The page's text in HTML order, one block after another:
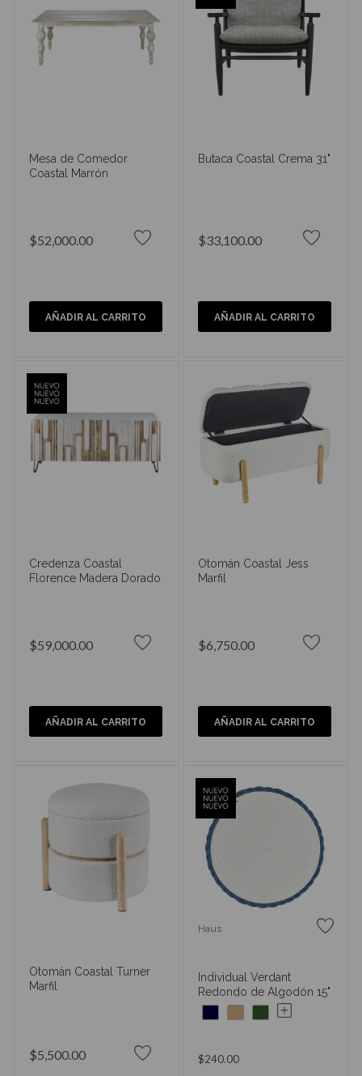
Mesa de Comedor
Coastal Marrón
$52,000.00
AÑADIR AL CARRITO
Butaca Coastal Crema 31"
$33,100.00
AÑADIR AL CARRITO
Credenza Coastal
Florence Madera Dorado
$59,000.00
AÑADIR AL CARRITO
Otomán Coastal Jess
Marfil
$6,750.00
AÑADIR AL CARRITO
Otomán Coastal Turner
Marfil
$5,500.00
Haus
Individual Verdant
Redondo de Algodón 15"
$240.00